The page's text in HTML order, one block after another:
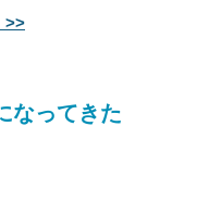
>>
なってきた